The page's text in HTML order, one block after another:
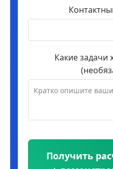
Какие задачи
Получить